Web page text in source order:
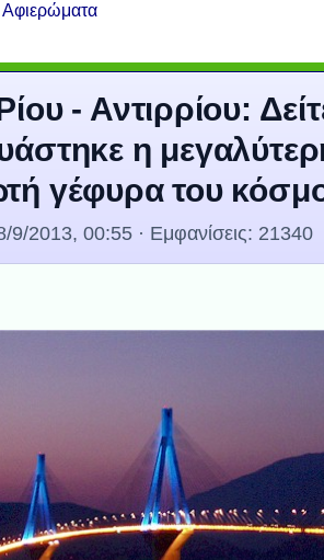
Αφιερώματα
- Αντιρρίου:
η
γέφυρα του
9/2013, 00:55 · Εμφανίσεις: 21340